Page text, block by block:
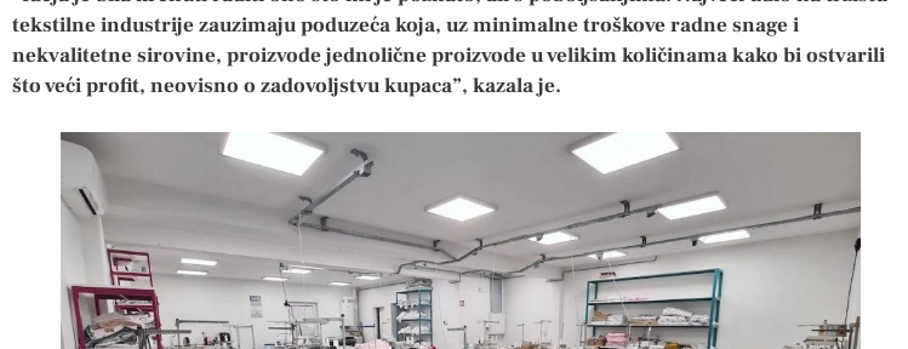
tekstilne industrije zauzimaju poduzeća koja, uz minimalne troškove radne snage i
nekvalitetne sirovine, proizvode jednolične proizvode u velikim količinama kako bi ostvarili
što veći profit, neovisno o zadovoljstvu kupaca”, kazala je.